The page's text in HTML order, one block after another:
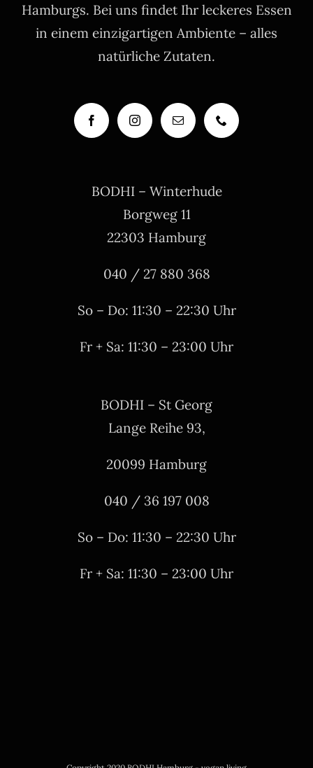
Hamburgs. Bei uns findet Ihr leckeres Essen
in einem einzigartigen Ambiente – alles
natürliche Zutaten.
BODHI – Winterhude
Borgweg 11
22303 Hamburg
040 / 27 880 368
So – Do: 11:30 – 22:30 Uhr
Fr + Sa: 11:30 – 23:00 Uhr
BODHI – St Georg
Lange Reihe 93,
20099 Hamburg
040 / 36 197 008
So – Do: 11:30 – 22:30 Uhr
Fr + Sa: 11:30 – 23:00 Uhr